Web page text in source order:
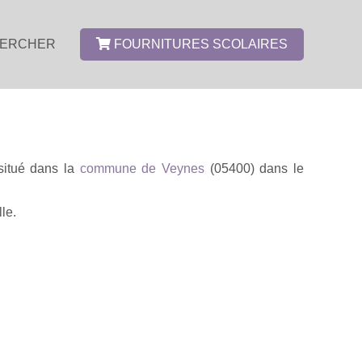
FOURNITURES SCOLAIRES
dans la commune de Veynes (05400) dans le